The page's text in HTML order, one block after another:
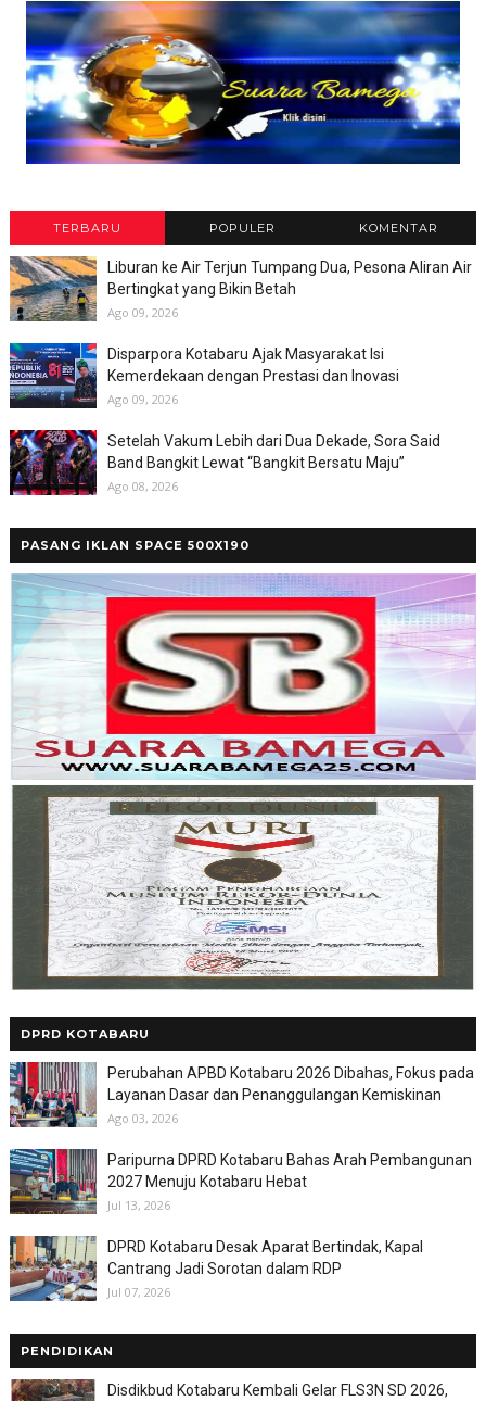
TERBARU POPULER KOMENTAR
Liburan ke Air Terjun Tumpang Dua, Pesona Aliran Air
Bertingkat yang Bikin Betah
Ago 09, 2026
Disparpora Kotabaru Ajak Masyarakat Isi
Kemerdekaan dengan Prestasi dan Inovasi
Ago 09, 2026
Setelah Vakum Lebih dari Dua Dekade, Sora Said
Band Bangkit Lewat “Bangkit Bersatu Maju”
Ago 08, 2026
PASANG IKLAN SPACE 500X190
DPRD KOTABARU
Perubahan APBD Kotabaru 2026 Dibahas, Fokus pada
Layanan Dasar dan Penanggulangan Kemiskinan
Ago 03, 2026
Paripurna DPRD Kotabaru Bahas Arah Pembangunan
2027 Menuju Kotabaru Hebat
Jul 13, 2026
DPRD Kotabaru Desak Aparat Bertindak, Kapal
Cantrang Jadi Sorotan dalam RDP
Jul 07, 2026
PENDIDIKAN
Disdikbud Kotabaru Kembali Gelar FLS3N SD 2026,